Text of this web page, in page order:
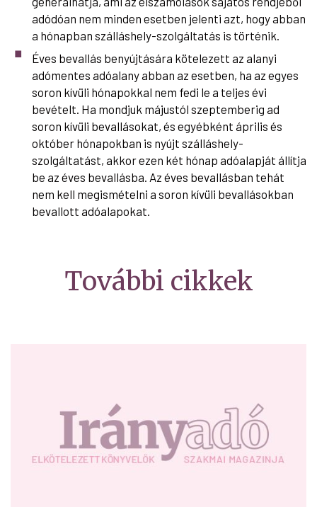
adódóan nem minden esetben jelenti azt, hogy abban
a hónapban szálláshely-szolgáltatás is történik.
Éves bevallás benyújtására kötelezett az alanyi
adómentes adóalany abban az esetben, ha az egyes
soron kívüli hónapokkal nem fedi le a teljes évi
bevételt. Ha mondjuk májustól szeptemberig ad
soron kívüli bevallásokat, és egyébként április és
október hónapokban is nyújt szálláshely-
szolgáltatást, akkor ezen két hónap adóalapját állítja
be az éves bevallásba. Az éves bevallásban tehát
nem kell megismételni a soron kívüli bevallásokban
bevallott adóalapokat.
További cikkek